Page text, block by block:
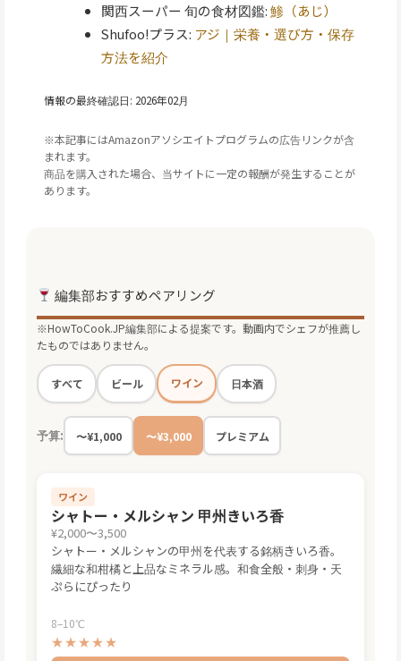
関西スーパー 旬の食材図鑑:鯵（あじ）
Shufoo!プラス: アジ｜栄養・選び方・保存
方法を紹介
情報の最終確認日: 2026年02月
※本記事にはAmazonアソシエイトプログラムの広告リンクが含
まれます。
商品を購入された場合、当サイトに一定の報酬が発生することが
あります。
編集部おすすめペアリング
※HowToCook.JP編集部による提案です。動画内でシェフが推薦し
たものではありません。
すべて ビール ワイン 日本酒
予算: 〜¥1,000 〜¥3,000 プレミアム
ワイン
シャトー・メルシャン 甲州きいろ香
¥2,000〜3,500
シャトー・メルシャンの甲州を代表する銘柄きいろ香。
繊細な和柑橘と上品なミネラル感。和食全般・刺身・天
ぷらにぴったり
8–10℃
★★★★★